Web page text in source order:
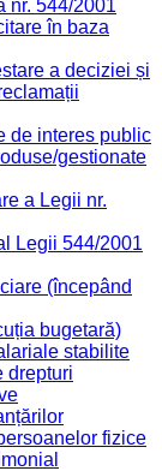
nr. 544/2001
în baza
a deciziei și
de interes public
gestionate
a Legii nr.
Legii 544/2001
(începând
bugetară)
stabilite
drepturi
fizice